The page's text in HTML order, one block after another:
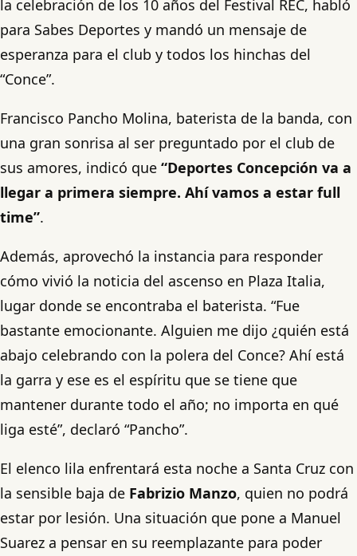
la celebración de los 10 años del Festival REC, habló
para Sabes Deportes y mandó un mensaje de
esperanza para el club y todos los hinchas del
“Conce”.
Francisco Pancho Molina, baterista de la banda, con
una gran sonrisa al ser preguntado por el club de
sus amores, indicó que “Deportes Concepción va a
llegar a primera siempre. Ahí vamos a estar full
time”.
Además, aprovechó la instancia para responder
cómo vivió la noticia del ascenso en Plaza Italia,
lugar donde se encontraba el baterista. “Fue
bastante emocionante. Alguien me dijo ¿quién está
abajo celebrando con la polera del Conce? Ahí está
la garra y ese es el espíritu que se tiene que
mantener durante todo el año; no importa en qué
liga esté”, declaró “Pancho”.
El elenco lila enfrentará esta noche a Santa Cruz con
la sensible baja de Fabrizio Manzo, quien no podrá
estar por lesión. Una situación que pone a Manuel
Suarez a pensar en su reemplazante para poder